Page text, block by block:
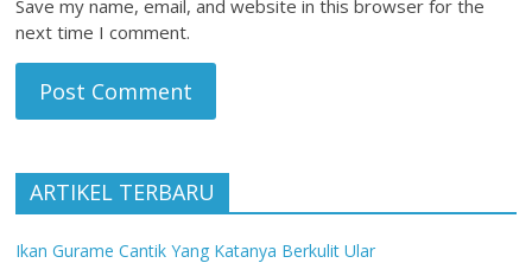
Save my name, email, and website in this browser for the
next time I comment.
ARTIKEL TERBARU
Ikan Gurame Cantik Yang Katanya Berkulit Ular